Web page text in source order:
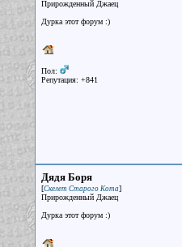
Прирожденный Джаец
Дурка этот форум :)
Пол:
Репутация: +841
Дядя Боря
[Скелет Старого Кота]
Прирожденный Джаец
Дурка этот форум :)